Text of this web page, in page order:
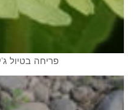
פריחה בטיול